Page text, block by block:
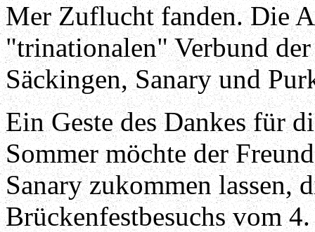
Mer Zuflucht fanden. Die
"trinationalen" Verbund
Säckingen, Sanary und
Ein Geste des Dankes für
Sommer möchte der
Sanary zukommen lassen,
Brückenfestbesuchs vom